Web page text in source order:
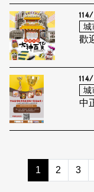
城
歡
城
中
1 2 3